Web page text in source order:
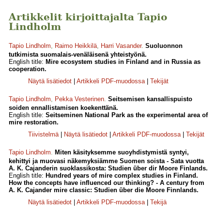
Artikkelit kirjoittajalta Tapio
Lindholm
Tapio Lindholm, Raimo Heikkilä, Harri Vasander. Suoluonnon
tutkimista suomalais-venäläisenä yhteistyönä.
English title: Mire ecosystem studies in Finland and in Russia as
cooperation.
Näytä lisätiedot
Artikkeli PDF-muodossa| Tekijät
Tapio Lindholm, Pekka Vesterinen. Seitsemisen kansallispuisto
soiden ennallistamisen koekenttänä.
English title: Seitseminen National Park as the experimental area of
mire restoration.
Tiivistelmä| Näytä lisätiedot Artikkeli PDF-muodossa| Tekijät
Tapio Lindholm. Miten käsityksemme suoyhdistymistä syntyi,
kehittyi ja muovasi näkemyksiämme Suomen soista - Sata vuotta
A. K. Cajanderin suoklassikosta: Studien über dir Moore Finlands.
English title: Hundred years of mire complex studies in Finland.
How the concepts have influenced our thinking? - A century from
A. K. Cajander mire classic: Studien über die Moore Finnlands.
Näytä lisätiedot
Artikkeli PDF-muodossa| Tekijä